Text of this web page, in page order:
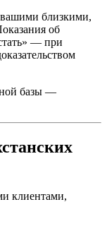
близкими,
об
— при
базы —
клиентами,